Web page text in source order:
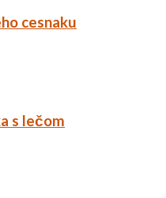
cesnaku
s lečom